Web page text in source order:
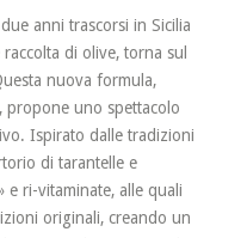
anni trascorsi in Sicilia
di olive, torna sul
nuova formula,
propone uno spettacolo
Ispirato dalle tradizioni
di tarantelle e
e ri-vitaminate, alle quali
originali, creando un